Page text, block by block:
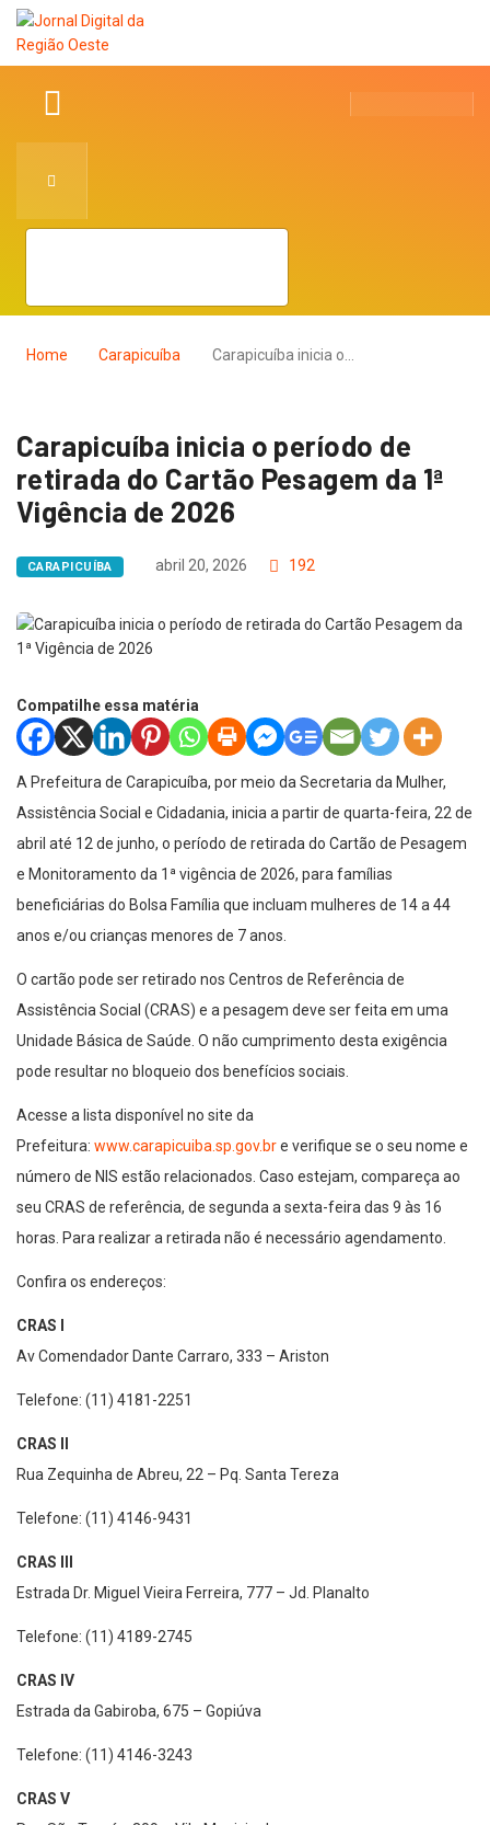
Home Carapicuíba Carapicuíba inicia o…
Carapicuíba inicia o período de
retirada do Cartão Pesagem da 1ª
Vigência de 2026
CARAPICUÍBA abril 20, 2026 192
Compatilhe essa matéria
A Prefeitura de Carapicuíba, por meio da Secretaria da Mulher,
Assistência Social e Cidadania, inicia a partir de quarta-feira, 22 de
abril até 12 de junho, o período de retirada do Cartão de Pesagem
e Monitoramento da 1ª vigência de 2026, para famílias
beneficiárias do Bolsa Família que incluam mulheres de 14 a 44
anos e/ou crianças menores de 7 anos.
O cartão pode ser retirado nos Centros de Referência de
Assistência Social (CRAS) e a pesagem deve ser feita em uma
Unidade Básica de Saúde. O não cumprimento desta exigência
pode resultar no bloqueio dos benefícios sociais.
Acesse a lista disponível no site da
Prefeitura: www.carapicuiba.sp.gov.bre verifique se o seu nome e
número de NIS estão relacionados. Caso estejam, compareça ao
seu CRAS de referência, de segunda a sexta-feira das 9 às 16
horas. Para realizar a retirada não é necessário agendamento.
Confira os endereços:
CRAS I
Av Comendador Dante Carraro, 333 – Ariston
Telefone: (11) 4181-2251
CRAS II
Rua Zequinha de Abreu, 22 – Pq. Santa Tereza
Telefone: (11) 4146-9431
CRAS III
Estrada Dr. Miguel Vieira Ferreira, 777 – Jd. Planalto
Telefone: (11) 4189-2745
CRAS IV
Estrada da Gabiroba, 675 – Gopiúva
Telefone: (11) 4146-3243
CRAS V